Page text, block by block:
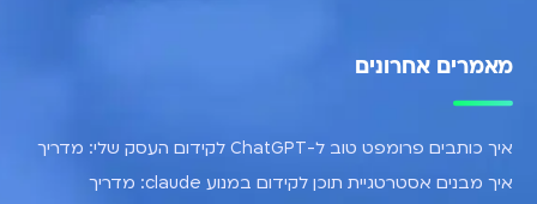
מאמרים אחרונים
איך כותבים פרומפט טוב ל-ChatGPT לקידום העסק שלי: מדריך
איך מבנים אסטרטגיית תוכן לקידום במנוע claude: מדריך